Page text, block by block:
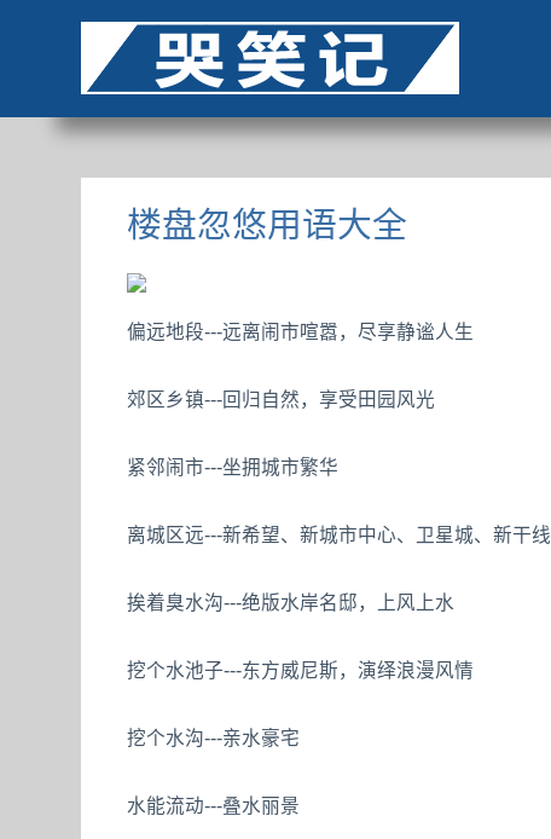
楼盘忽悠用语大全
偏远地段---远离闹市喧嚣，尽享静谧人生
郊区乡镇---回归自然，享受田园风光
紧邻闹市---坐拥城市繁华
离城区远---新希望、新城市中心、卫星城、新干线
挨着臭水沟---绝版水岸名邸，上风上水
挖个水池子---东方威尼斯，演绎浪漫风情
挖个水沟---亲水豪宅
水能流动---叠水丽景